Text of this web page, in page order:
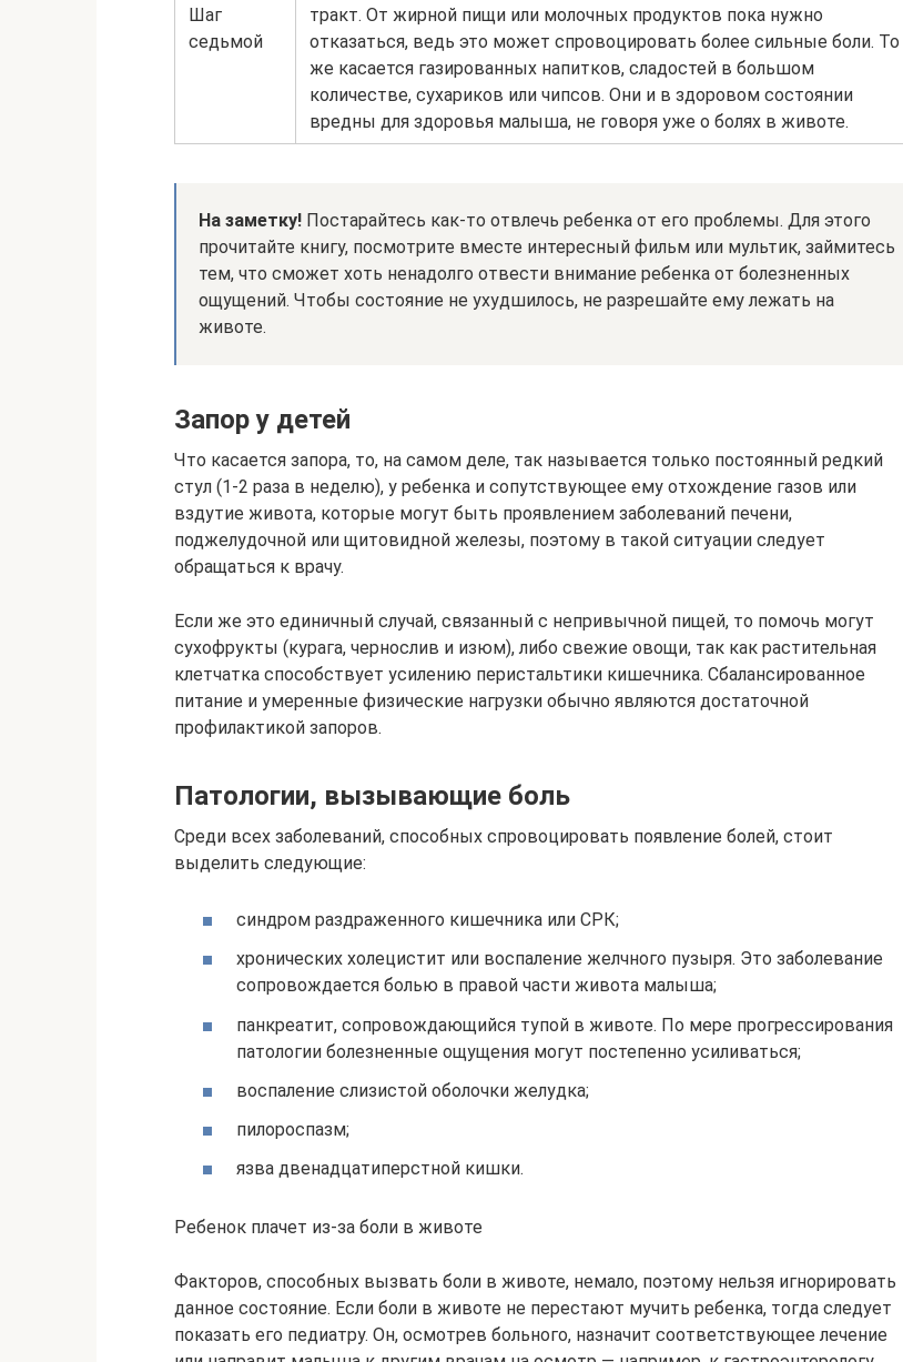
Шаг
седьмой
тракт. От жирной пищи или молочных продуктов пока нужно
отказаться, ведь это может спровоцировать более сильные боли. То
же касается газированных напитков, сладостей в большом
количестве, сухариков или чипсов. Они и в здоровом состоянии
вредны для здоровья малыша, не говоря уже о болях в животе.
На заметку! Постарайтесь как-то отвлечь ребенка от его проблемы. Для этого
прочитайте книгу, посмотрите вместе интересный фильм или мультик, займитесь
тем, что сможет хоть ненадолго отвести внимание ребенка от болезненных
ощущений. Чтобы состояние не ухудшилось, не разрешайте ему лежать на
животе.
Запор у детей
Что касается запора, то, на самом деле, так называется только постоянный редкий
стул (1-2 раза в неделю), у ребенка и сопутствующее ему отхождение газов или
вздутие живота, которые могут быть проявлением заболеваний печени,
поджелудочной или щитовидной железы, поэтому в такой ситуации следует
обращаться к врачу.
Если же это единичный случай, связанный с непривычной пищей, то помочь могут
сухофрукты (курага, чернослив и изюм), либо свежие овощи, так как растительная
клетчатка способствует усилению перистальтики кишечника. Сбалансированное
питание и умеренные физические нагрузки обычно являются достаточной
профилактикой запоров.
Патологии, вызывающие боль
Среди всех заболеваний, способных спровоцировать появление болей, стоит
выделить следующие:
синдром раздраженного кишечника или СРК;
хронических холецистит или воспаление желчного пузыря. Это заболевание
сопровождается болью в правой части живота малыша;
панкреатит, сопровождающийся тупой в животе. По мере прогрессирования
патологии болезненные ощущения могут постепенно усиливаться;
воспаление слизистой оболочки желудка;
пилороспазм;
язва двенадцатиперстной кишки.
Ребенок плачет из-за боли в животе
Факторов, способных вызвать боли в животе, немало, поэтому нельзя игнорировать
данное состояние. Если боли в животе не перестают мучить ребенка, тогда следует
показать его педиатру. Он, осмотрев больного, назначит соответствующее лечение